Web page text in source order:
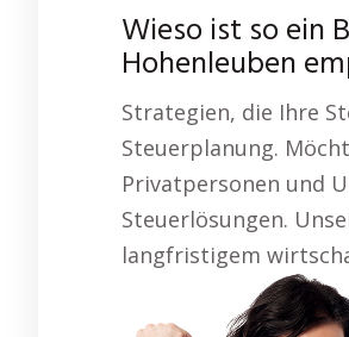
Wieso ist so ein
Hohenleuben
Strategien, die Ihre
Steuerplanung.
Privatpersonen und
Steuerlösungen.
langfristigem